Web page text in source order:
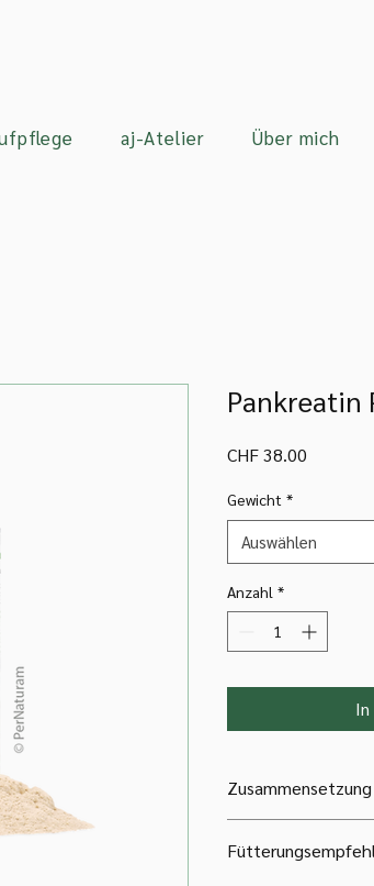
aj-Atelier Über mich
Pankreatin
CHF 38.00
Gewicht *
Auswählen
Anzahl *
In
Zusammensetzung